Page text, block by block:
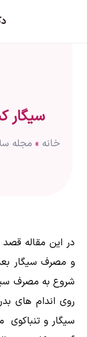
سیگار
خانه » مجله
در این مقاله
و مصرف سیگار
شروع به مصرف
روی اندام های
سیگار و